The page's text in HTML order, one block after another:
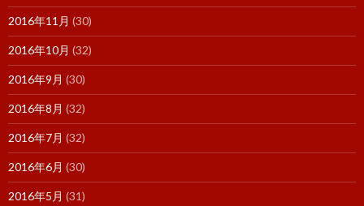
2016年11月 (30)
2016年10月 (32)
2016年9月 (30)
2016年8月 (32)
2016年7月 (32)
2016年6月 (30)
2016年5月 (31)